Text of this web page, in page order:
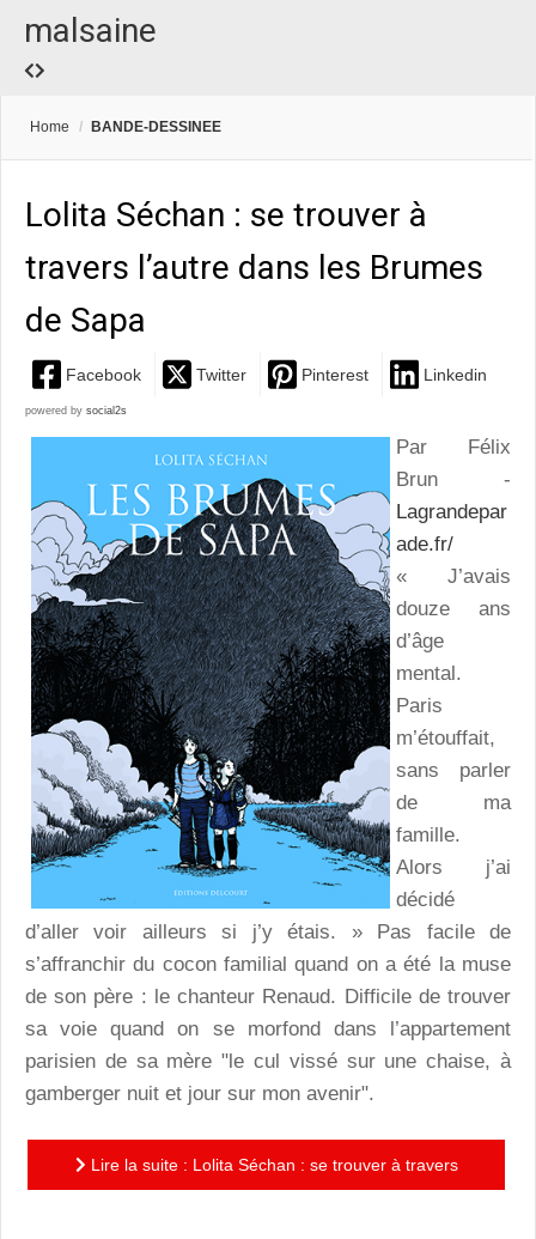
malsaine
Home / BANDE-DESSINEE
Lolita Séchan : se trouver à
travers l’autre dans les Brumes
de Sapa
Facebook Twitter Pinterest Linkedin
powered by social2s
Par Félix
Brun -
Lagrandepar
ade.fr/
« J’avais
douze ans
d’âge
mental.
Paris
m’étouffait,
sans parler
de ma
famille.
Alors j’ai
décidé
d’aller voir ailleurs si j’y étais. » Pas facile de
s’affranchir du cocon familial quand on a été la muse
de son père : le chanteur Renaud. Difficile de trouver
sa voie quand on se morfond dans l’appartement
parisien de sa mère "le cul vissé sur une chaise, à
gamberger nuit et jour sur mon avenir".
Lire la suite : Lolita Séchan : se trouver à travers